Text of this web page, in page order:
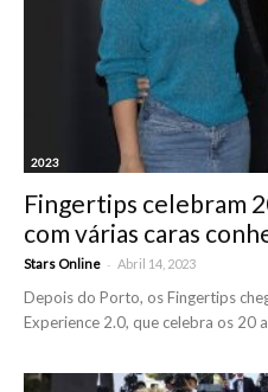
2023
Fingertips celebram
com várias caras
Stars Online - Abril 14, 2023
Depois do Porto, os Fingertips
Experience 2.0, que celebra os 20